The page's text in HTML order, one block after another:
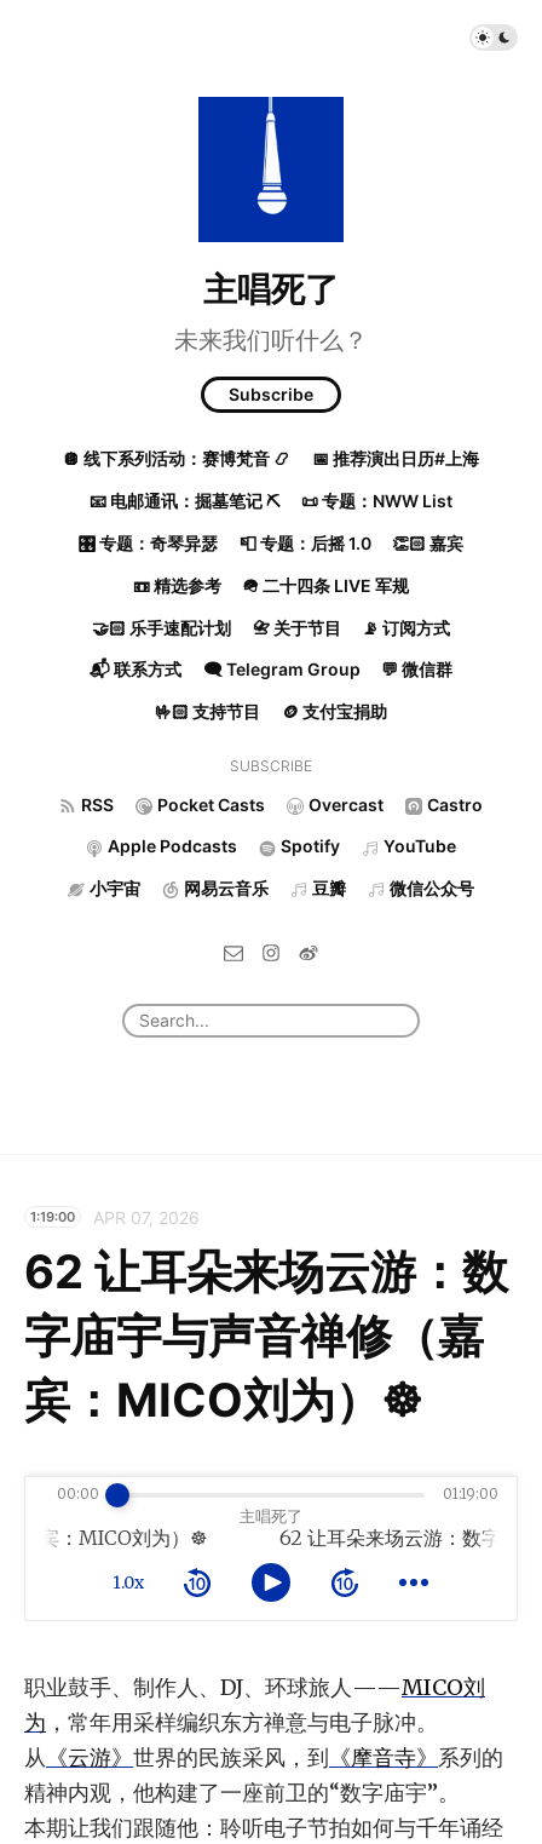
主唱死了
未来我们听什么？
Subscribe
🪩 线下系列活动：赛博梵音 📿 📅 推荐演出日历#上海
📧 电邮通讯：掘墓笔记 ⛏️ 📜 专题：NWW List
🎛️ 专题：奇琴异瑟 📮 专题：后摇 1.0 👏🏻 嘉宾
📼 精选参考 🪖 二十四条 LIVE 军规
🤝🏻 乐手速配计划 📇 关于节目 📡 订阅方式
📬 联系方式 🗨️ Telegram Group 💬 微信群
🤟🏻 支持节目 🪙 支付宝捐助
SUBSCRIBE
RSS Pocket Casts Overcast Castro
Apple Podcasts Spotify YouTube
小宇宙 网易云音乐 豆瓣 微信公众号
1:19:00 APR 07, 2026
62 让耳朵来场云游：数
字庙宇与声音禅修（嘉
宾：MICO刘为）☸︎
主唱死了
宾：MICO刘为）☸︎
1.0x
00:00 01:19:00
职业鼓手、制作人、DJ、环球旅人——MICO刘
为 ，常年用采样编织东方禅意与电子脉冲。
从 《云游》 世界的民族采风，到 《摩音寺》 系列的
精神内观，他构建了一座前卫的“数字庙宇”。
本期让我们跟随他：聆听电子节拍如何与千年诵经